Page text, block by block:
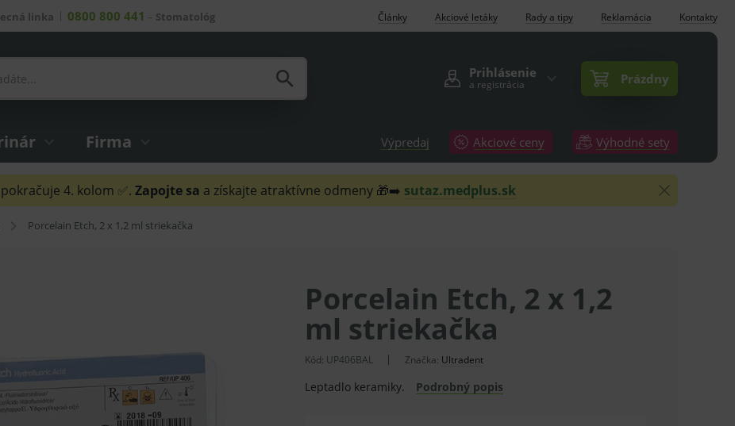
linka 0800 800 441 – Stomatológ Články Akciové letáky Rady a tipy Reklamácia Kontakty
Prihlásenie
a registrácia Prázdny
Firma Výpredaj Akciové ceny Výhodné sety
pokračuje 4. kolom ✅. Zapojte sa a získajte atraktívne odmeny 🎁➡️ sutaz.medplus.sk
Porcelain Etch, 2 x 1,2 ml striekačka
Porcelain Etch, 2 x 1,2
ml striekačka
Kód: UP406BAL Značka: Ultradent
Leptadlo keramiky. Podrobný popis